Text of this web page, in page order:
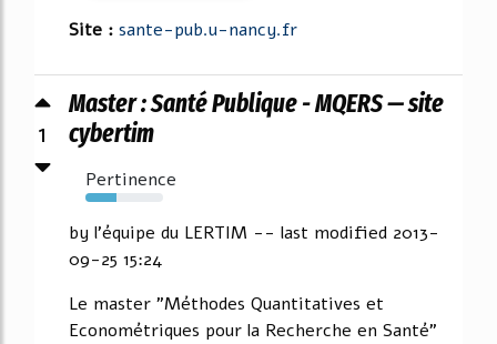
Site : sante-pub.u-nancy.fr
1
Master : Santé Publique - MQERS — site
cybertim
Pertinence
40%
by l'équipe du LERTIM -- last modified 2013-
09-25 15:24
Le master "Méthodes Quantitatives et
Econométriques pour la Recherche en Santé"